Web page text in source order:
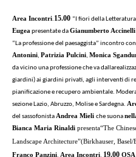
Area Incontri.15.00 “I fiori della
Eugea presentate daGianumberto Accinelli
“La professione del paesaggista” incontro con
Antonini, Patrizia Pulcini, Monica
da vicino una professione che va
giardini) ai giardini privati, agli interventi di
pianificazione e recupero ambientale.
sezione Lazio, Abruzzo, Molise e Sardegna.
del sassofonista Andrea Mieli che suona
Bianca Maria Rinaldi presenta“The
Landscape Architecture”(Birkhauser, Basel/
Franco Panzini. Area Incontri. 19.00